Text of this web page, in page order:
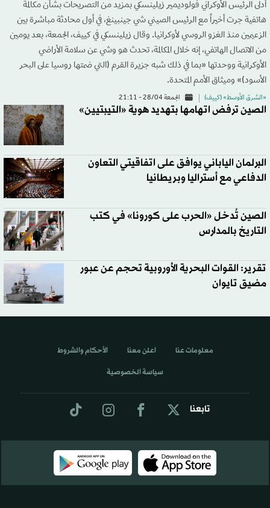
أدلى الرئيس الأوكراني فولوديمير زيلينسكي بمزيد من التصريحات بشأن مكالمة
هاتفية جرت أخيراً مع الرئيس الصيني شي جينبينغ، في أول محادثة مباشرة بين
الزعيمين منذ الغزو الروسي لأوكرانيا. وقال زيلينسكي في كييف، الجمعة، بعد يومين
من الاتصال الهاتفي، إنه خلال المكالمة، تحدث هو وشي عن سلامة الأراضي
الأوكرانية ووحدتها «بما في ذلك شبه جزيرة القرم (التي ضمتها روسيا على البحر
الأسود)» وميثاق الأمم المتحدة.
«الشرق الأوسط» (كييف) الجمعة 28/04 - 21:11
الصين ترفض اتهامها بتهديد هوية «التيبتيين»
البرلمان الياباني يوافق على اتفاقيتي التعاون
الدفاعي مع أستراليا وبريطانيا
الصين تُدخل «الحرب على كورونا» في كتب
التاريخ بالمدارس
تقرير: القوات البحرية الأوروبية تحجم عن عبور
مضيق تايوان
تابعنا
معلومات عنا اعلن معنا الأحكام والشروط
سياسة الخصوصية